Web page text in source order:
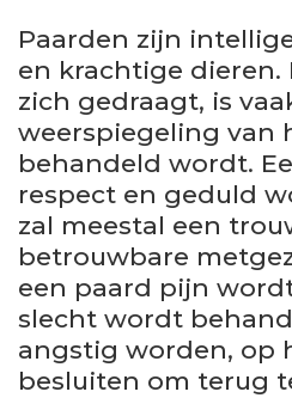
Paarden zijn
en krachtige dieren.
zich gedraagt, is
weerspiegeling van
behandeld wordt.
respect en geduld
zal meestal een
betrouwbare
een paard pijn
slecht wordt
angstig worden, op
besluiten om terug